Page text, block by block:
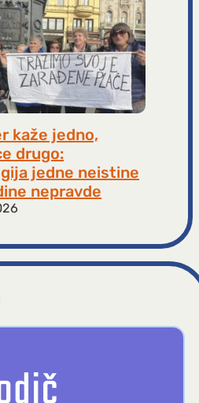
kaže jedno,
drugo:
jedne neistine
nepravde